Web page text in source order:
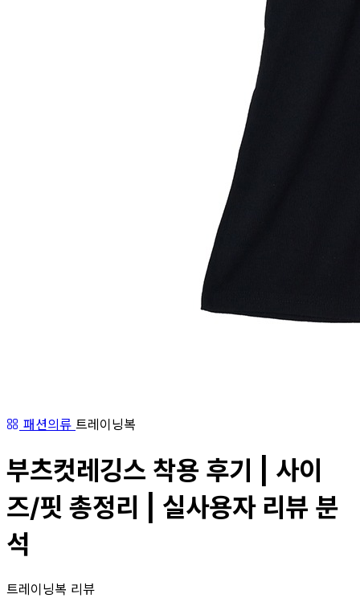
패션의류 트레이닝복
부츠컷레깅스 착용 후기 | 사이
즈/핏 총정리 | 실사용자 리뷰 분
석
트레이닝복 리뷰